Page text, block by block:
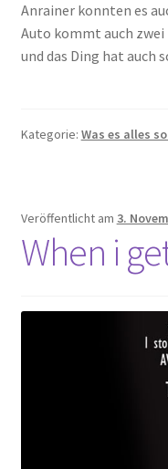
Anrainer konnten es
Auto kommt auch
und das Ding hat auch
Kategorie: Was es alles
Veröffentlicht am 3.
When i